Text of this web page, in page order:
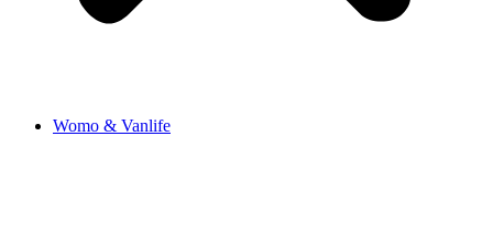
Womo & Vanlife